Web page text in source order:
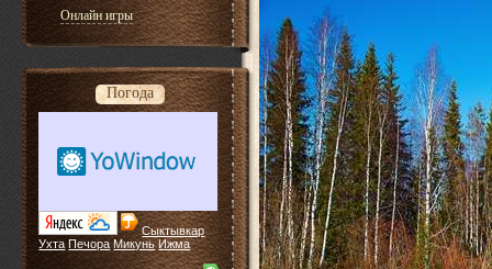
Онлайн игры
Погода
Сыктывкар
Ухта Печора Микунь Ижма